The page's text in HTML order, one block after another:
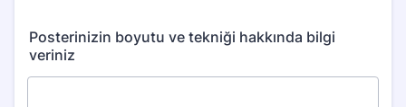
Posterinizin boyutu ve tekniği hakkında bilgi
veriniz